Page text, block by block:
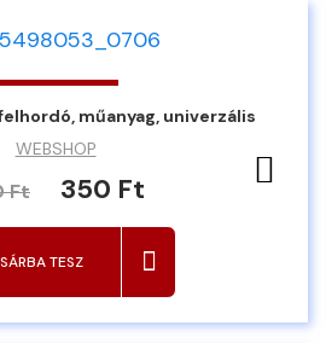
műanyag, univerzális
WEBSHOP
Ft 350 Ft
TESZ